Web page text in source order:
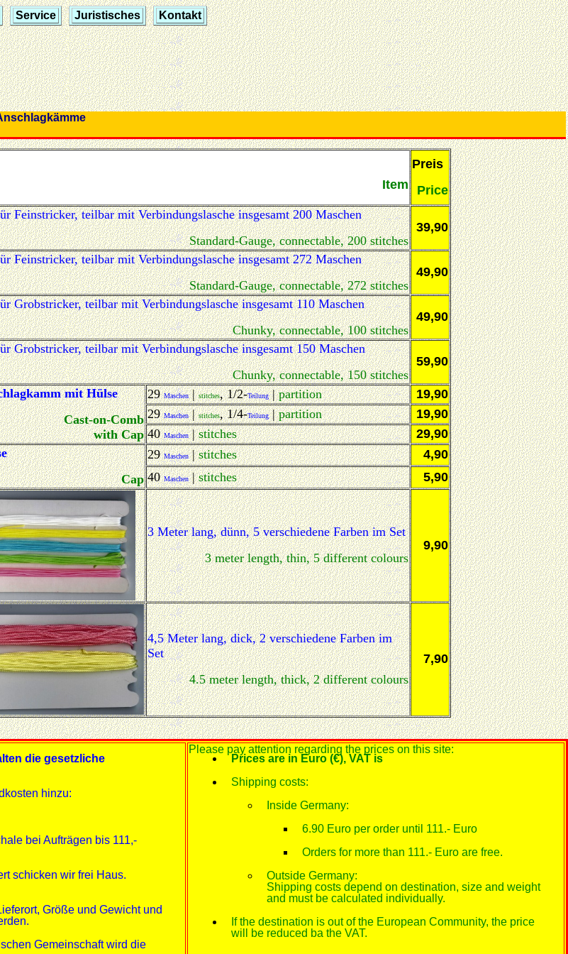
Service Juristisches Kontakt
Item
Preis
Price
Feinstricker, teilbar mit Verbindungslasche insgesamt 200 Maschen
Standard-Gauge, connectable, 200 stitches
39,90
Feinstricker, teilbar mit Verbindungslasche insgesamt 272 Maschen
Standard-Gauge, connectable, 272 stitches
49,90
Grobstricker, teilbar mit Verbindungslasche insgesamt 110 Maschen
Chunky, connectable, 100 stitches
49,90
Grobstricker, teilbar mit Verbindungslasche insgesamt 150 Maschen
Chunky, connectable, 150 stitches
59,90
mit Hülse
Cast-on-Comb
with Cap
29Maschen|stitches, 1/2-Teilung|partition
19,90
29Maschen|stitches, 1/4-Teilung|partition
19,90
40Maschen|stitches
29,90
Cap
29Maschen|stitches
4,90
40Maschen|stitches 5,90
3 Meter lang, dünn, 5 verschiedene Farben im Set
3 meter length, thin, 5 different colours
9,90
4,5 Meter lang, dick, 2 verschiedene Farben im
Set
4.5 meter length, thick, 2 different colours
7,90
die gesetzliche
hinzu:
bei Aufträgen bis 111,-
schicken wir frei Haus.
Größe und Gewicht und
Gemeinschaft wird die
Please pay attention regarding the prices on this site:
Prices are in Euro (€), VAT is
Shipping costs:
Inside Germany:
6.90 Euro per order until 111.- Euro
Orders for more than 111.- Euro are free.
Outside Germany:
Shipping costs depend on destination, size and weight
and must be calculated individually.
If the destination is out of the European Community, the price
will be reduced ba the VAT.